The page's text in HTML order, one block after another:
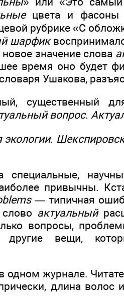
цвета и фасоны
рубрике «С
шарфик
значение слова
время оно будет
Ушакова,
существенный
вопрос.
экологии.
специальные,
привычны.
—типичная
актуальный
вопросы,
другие вещи,
одном журнале.
длина волос и